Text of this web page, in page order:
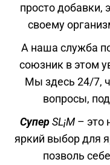
просто добавки,
своему
А наша служба
союзник в этом
Мы здесь 24/7,
вопросы,
СуперSL¡M – это
яркий выбор для
позволь